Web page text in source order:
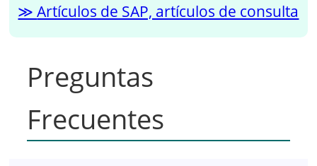
Artículos de SAP, artículos de consulta
Preguntas
Frecuentes